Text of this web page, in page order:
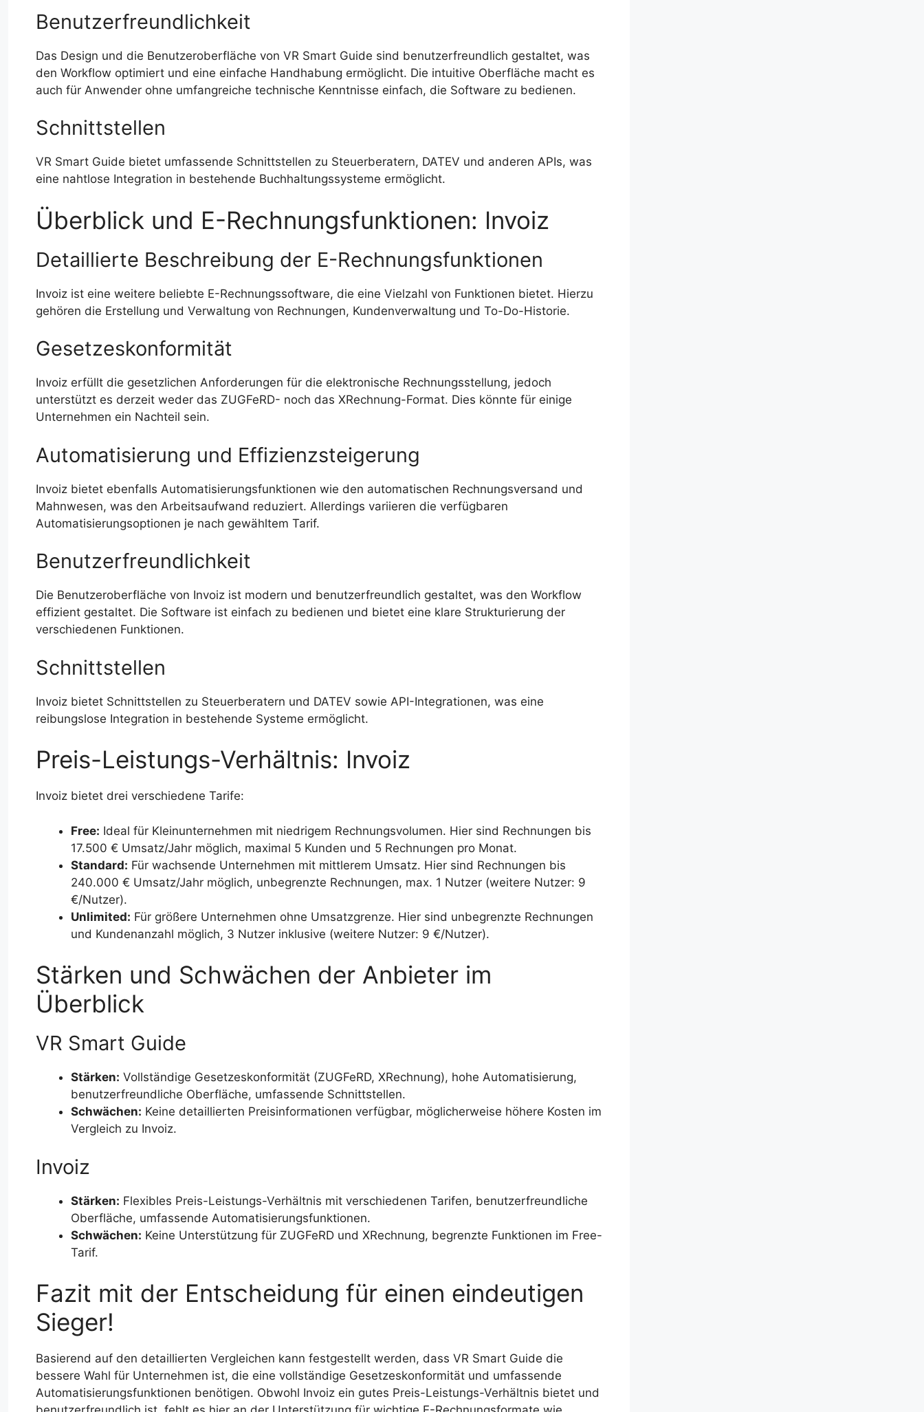
Benutzerfreundlichkeit
Das Design und die Benutzeroberfläche von VR Smart Guide sind benutzerfreundlich gestaltet, was
den Workflow optimiert und eine einfache Handhabung ermöglicht. Die intuitive Oberfläche macht es
auch für Anwender ohne umfangreiche technische Kenntnisse einfach, die Software zu bedienen.
Schnittstellen
VR Smart Guide bietet umfassende Schnittstellen zu Steuerberatern, DATEV und anderen APIs, was
eine nahtlose Integration in bestehende Buchhaltungssysteme ermöglicht.
Überblick und E-Rechnungsfunktionen: Invoiz
Detaillierte Beschreibung der E-Rechnungsfunktionen
Invoiz ist eine weitere beliebte E-Rechnungssoftware, die eine Vielzahl von Funktionen bietet. Hierzu
gehören die Erstellung und Verwaltung von Rechnungen, Kundenverwaltung und To-Do-Historie.
Gesetzeskonformität
Invoiz erfüllt die gesetzlichen Anforderungen für die elektronische Rechnungsstellung, jedoch
unterstützt es derzeit weder das ZUGFeRD- noch das XRechnung-Format. Dies könnte für einige
Unternehmen ein Nachteil sein.
Automatisierung und Effizienzsteigerung
Invoiz bietet ebenfalls Automatisierungsfunktionen wie den automatischen Rechnungsversand und
Mahnwesen, was den Arbeitsaufwand reduziert. Allerdings variieren die verfügbaren
Automatisierungsoptionen je nach gewähltem Tarif.
Benutzerfreundlichkeit
Die Benutzeroberfläche von Invoiz ist modern und benutzerfreundlich gestaltet, was den Workflow
effizient gestaltet. Die Software ist einfach zu bedienen und bietet eine klare Strukturierung der
verschiedenen Funktionen.
Schnittstellen
Invoiz bietet Schnittstellen zu Steuerberatern und DATEV sowie API-Integrationen, was eine
reibungslose Integration in bestehende Systeme ermöglicht.
Preis-Leistungs-Verhältnis: Invoiz
Invoiz bietet drei verschiedene Tarife:
Free: Ideal für Kleinunternehmen mit niedrigem Rechnungsvolumen. Hier sind Rechnungen bis
17.500 € Umsatz/Jahr möglich, maximal 5 Kunden und 5 Rechnungen pro Monat.
Standard: Für wachsende Unternehmen mit mittlerem Umsatz. Hier sind Rechnungen bis
240.000 € Umsatz/Jahr möglich, unbegrenzte Rechnungen, max. 1 Nutzer (weitere Nutzer: 9
€/Nutzer).
Unlimited: Für größere Unternehmen ohne Umsatzgrenze. Hier sind unbegrenzte Rechnungen
und Kundenanzahl möglich, 3 Nutzer inklusive (weitere Nutzer: 9 €/Nutzer).
Stärken und Schwächen der Anbieter im
Überblick
VR Smart Guide
Stärken: Vollständige Gesetzeskonformität (ZUGFeRD, XRechnung), hohe Automatisierung,
benutzerfreundliche Oberfläche, umfassende Schnittstellen.
Schwächen: Keine detaillierten Preisinformationen verfügbar, möglicherweise höhere Kosten im
Vergleich zu Invoiz.
Invoiz
Stärken: Flexibles Preis-Leistungs-Verhältnis mit verschiedenen Tarifen, benutzerfreundliche
Oberfläche, umfassende Automatisierungsfunktionen.
Schwächen: Keine Unterstützung für ZUGFeRD und XRechnung, begrenzte Funktionen im Free-
Tarif.
Fazit mit der Entscheidung für einen eindeutigen
Sieger!
Basierend auf den detaillierten Vergleichen kann festgestellt werden, dass VR Smart Guide die
bessere Wahl für Unternehmen ist, die eine vollständige Gesetzeskonformität und umfassende
Automatisierungsfunktionen benötigen. Obwohl Invoiz ein gutes Preis-Leistungs-Verhältnis bietet und